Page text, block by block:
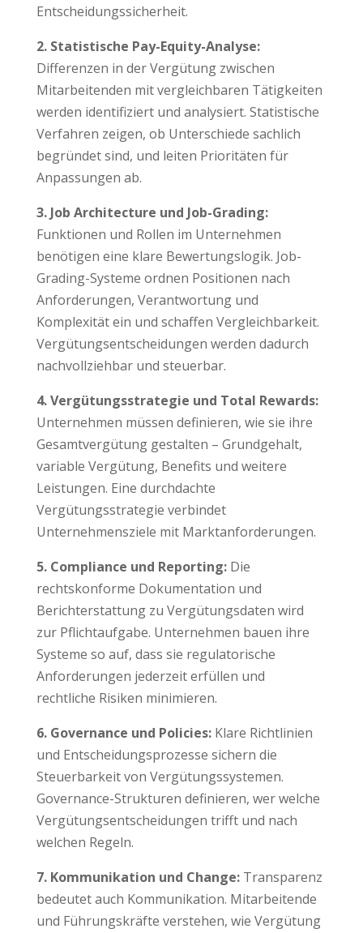
Entscheidungssicherheit.
2. Statistische Pay-Equity-Analyse:
Differenzen in der Vergütung zwischen
Mitarbeitenden mit vergleichbaren Tätigkeiten
werden identifiziert und analysiert. Statistische
Verfahren zeigen, ob Unterschiede sachlich
begründet sind, und leiten Prioritäten für
Anpassungen ab.
3. Job Architecture und Job-Grading:
Funktionen und Rollen im Unternehmen
benötigen eine klare Bewertungslogik. Job-
Grading-Systeme ordnen Positionen nach
Anforderungen, Verantwortung und
Komplexität ein und schaffen Vergleichbarkeit.
Vergütungsentscheidungen werden dadurch
nachvollziehbar und steuerbar.
4. Vergütungsstrategie und Total Rewards:
Unternehmen müssen definieren, wie sie ihre
Gesamtvergütung gestalten – Grundgehalt,
variable Vergütung, Benefits und weitere
Leistungen. Eine durchdachte
Vergütungsstrategie verbindet
Unternehmensziele mit Marktanforderungen.
5. Compliance und Reporting:Die
rechtskonforme Dokumentation und
Berichterstattung zu Vergütungsdaten wird
zur Pflichtaufgabe. Unternehmen bauen ihre
Systeme so auf, dass sie regulatorische
Anforderungen jederzeit erfüllen und
rechtliche Risiken minimieren.
6. Governance und Policies:Klare Richtlinien
und Entscheidungsprozesse sichern die
Steuerbarkeit von Vergütungssystemen.
Governance-Strukturen definieren, wer welche
Vergütungsentscheidungen trifft und nach
welchen Regeln.
7. Kommunikation und Change:Transparenz
bedeutet auch Kommunikation. Mitarbeitende
und Führungskräfte verstehen, wie Vergütung